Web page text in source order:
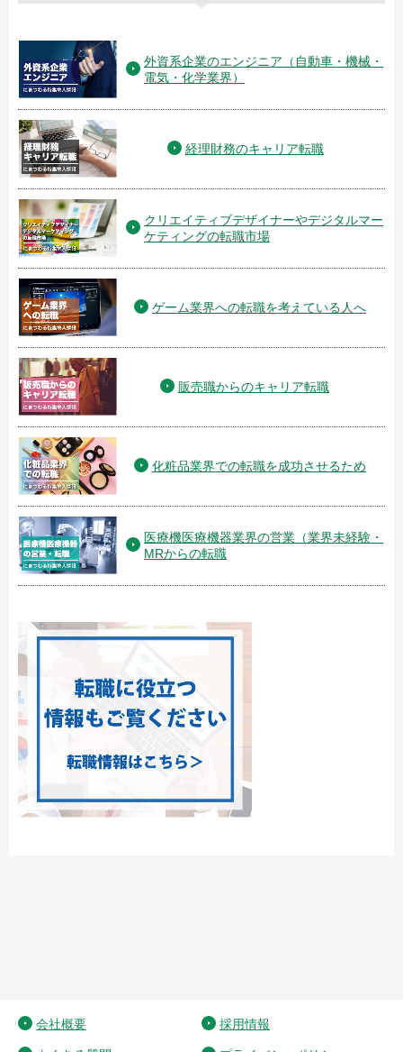
外資系企業のエンジニア（自動車・機械・
電気・化学業界）
経理財務のキャリア転職
クリエイティブデザイナーやデジタルマー
ケティングの転職市場
ゲーム業界への転職を考えている人へ
販売職からのキャリア転職
化粧品業界での転職を成功させるため
医療機医療機器業界の営業（業界未経験・
MRからの転職
会社概要 採用情報